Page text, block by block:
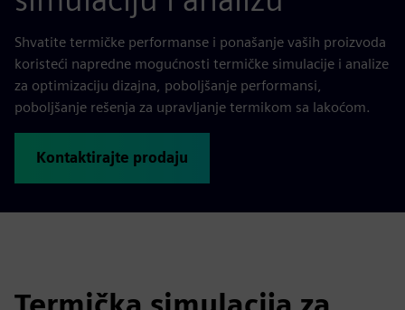
Shvatite termičke performanse i ponašanje vaših proizvoda
koristeći napredne mogućnosti termičke simulacije i analize
za optimizaciju dizajna, poboljšanje performansi,
poboljšanje rešenja za upravljanje termikom sa lakoćom.
Kontaktirajte prodaju